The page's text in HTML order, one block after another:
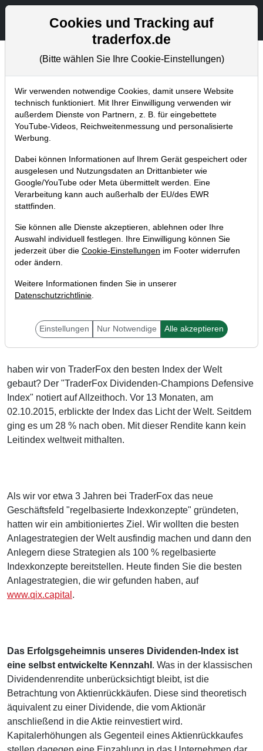
Aktien- und Artikelsuche
Aktuelles
Home Blog Aktuelles
TraderFox Dividenden-Champions
Defensive: +28 % in 13 Monaten!
22.11.2016 um 23:16 Uhr | TraderFox GmbH
haben wir von TraderFox den besten Index der Welt
gebaut? Der "TraderFox Dividenden-Champions Defensive
Index" notiert auf Allzeithoch. Vor 13 Monaten, am
02.10.2015, erblickte der Index das Licht der Welt. Seitdem
ging es um 28 % nach oben. Mit dieser Rendite kann kein
Leitindex weltweit mithalten.
Als wir vor etwa 3 Jahren bei TraderFox das neue
Geschäftsfeld "regelbasierte Indexkonzepte" gründeten,
hatten wir ein ambitioniertes Ziel. Wir wollten die besten
Anlagestrategien der Welt ausfindig machen und dann den
Anlegern diese Strategien als 100 % regelbasierte
Indexkonzepte bereitstellen. Heute finden Sie die besten
Anlagestrategien, die wir gefunden haben, auf
www.qix.capital .
Das Erfolgsgeheimnis unseres Dividenden-Index ist
eine selbst entwickelte Kennzahl . Was in der klassischen
Dividendenrendite unberücksichtigt bleibt, ist die
Betrachtung von Aktienrückkäufen. Diese sind theoretisch
äquivalent zu einer Dividende, die vom Aktionär
anschließend in die Aktie reinvestiert wird.
Kapitalerhöhungen als Gegenteil eines Aktienrückkaufes
Cookies und Tracking auf
traderfox.de
(Bitte wählen Sie Ihre Cookie-Einstellungen)
Wir verwenden notwendige Cookies, damit unsere Website
technisch funktioniert. Mit Ihrer Einwilligung verwenden wir
außerdem Dienste von Partnern, z. B. für eingebettete
YouTube-Videos, Reichweitenmessung und personalisierte
Werbung.
Dabei können Informationen auf Ihrem Gerät gespeichert oder
ausgelesen und Nutzungsdaten an Drittanbieter wie
Google/YouTube oder Meta übermittelt werden. Eine
Verarbeitung kann auch außerhalb der EU/des EWR
stattfinden.
Sie können alle Dienste akzeptieren, ablehnen oder Ihre
Auswahl individuell festlegen. Ihre Einwilligung können Sie
jederzeit über die Cookie-Einstellungen im Footer widerrufen
oder ändern.
Weitere Informationen finden Sie in unserer
Datenschutzrichtlinie.
Einstellungen Nur Notwendige Alle akzeptieren